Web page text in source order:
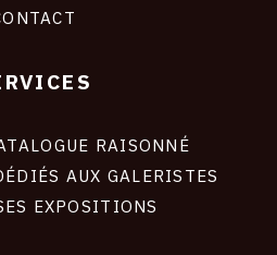
RAISONNÉ
AUX GALERISTES
EXPOSITIONS